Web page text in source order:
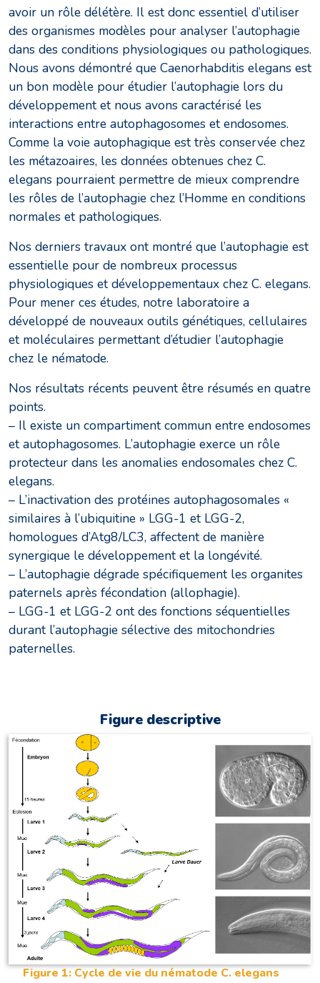
avoir un rôle délétère. Il est donc essentiel d’utiliser
des organismes modèles pour analyser l’autophagie
dans des conditions physiologiques ou pathologiques.
Nous avons démontré que Caenorhabditis elegans est
un bon modèle pour étudier l’autophagie lors du
développement et nous avons caractérisé les
interactions entre autophagosomes et endosomes.
Comme la voie autophagique est très conservée chez
les métazoaires, les données obtenues chez C.
elegans pourraient permettre de mieux comprendre
les rôles de l’autophagie chez l’Homme en conditions
normales et pathologiques.
Nos derniers travaux ont montré que l’autophagie est
essentielle pour de nombreux processus
physiologiques et développementaux chez C. elegans.
Pour mener ces études, notre laboratoire a
développé de nouveaux outils génétiques, cellulaires
et moléculaires permettant d’étudier l’autophagie
chez le nématode.
Nos résultats récents peuvent être résumés en quatre
points.
– Il existe un compartiment commun entre endosomes
et autophagosomes. L’autophagie exerce un rôle
protecteur dans les anomalies endosomales chez C.
elegans.
– L’inactivation des protéines autophagosomales «
similaires à l’ubiquitine » LGG-1 et LGG-2,
homologues d’Atg8/LC3, affectent de manière
synergique le développement et la longévité.
– L’autophagie dégrade spécifiquement les organites
paternels après fécondation (allophagie).
– LGG-1 et LGG-2 ont des fonctions séquentielles
durant l’autophagie sélective des mitochondries
paternelles.
Figure descriptive
Figure 1: Cycle de vie du nématode C. elegans